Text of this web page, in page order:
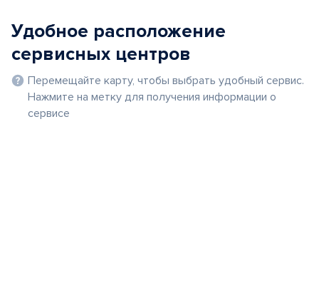
Удобное расположение
сервисных центров
Перемещайте карту, чтобы выбрать удобный сервис.
Нажмите на метку для получения информации о
сервисе